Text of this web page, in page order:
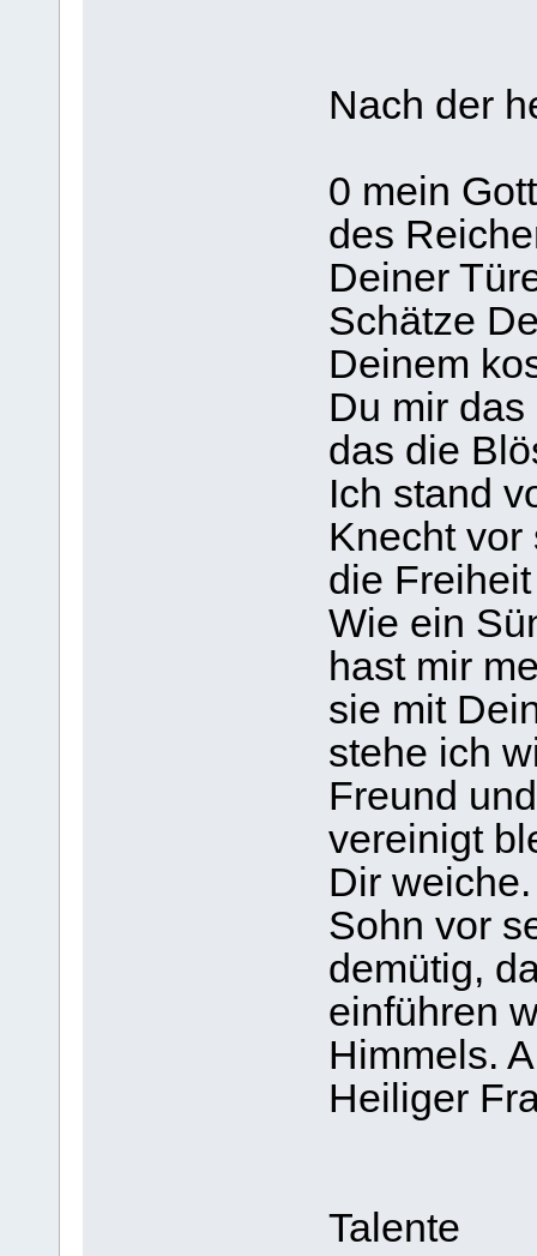
Nach der
0 mein
des
Deiner
Schätze
Deinem
Du mir
das die
Ich stand
Knecht vor
die
Wie ein
hast mir
sie mit
stehe ich
Freund
vereinigt
Dir
Sohn vor
demütig,
einführen
Himmels.
Heiliger
Talente